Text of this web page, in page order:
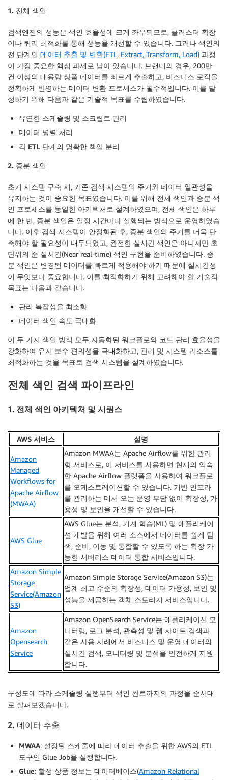
1. 전체 색인
검색엔진의 성능은 색인 효율성에 크게 좌우되므로, 클러스터 확장
이나 쿼리 최적화를 통해 성능을 개선할 수 있습니다. 그러나 색인의
전 단계인 데이터 추출 및 변환(ETL, Extract, Transform, Load) 과정
이 가장 중요한 핵심 과제로 남아 있습니다. 브랜디의 경우, 200만
건 이상의 대용량 상품 데이터를 빠르게 추출하고, 비즈니스 로직을
정확하게 반영하는 데이터 변환 프로세스가 필수적입니다. 이를 달
성하기 위해 다음과 같은 기술적 목표를 수립하였습니다.
유연한 스케줄링 및 스크립트 관리
데이터 병렬 처리
각 ETL 단계의 명확한 책임 분리
2. 증분 색인
초기 시스템 구축 시, 기존 검색 시스템의 주기와 데이터 일관성을
유지하는 것이 중요한 목표였습니다. 이를 위해 전체 색인과 증분 색
인 프로세스를 동일한 아키텍처로 설계하였으며, 전체 색인은 하루
에 한 번, 증분 색인은 일정 시간마다 실행되는 방식으로 운영하였습
니다. 이후 검색 시스템이 안정화된 후, 증분 색인의 주기를 더욱 단
축해야 할 필요성이 대두되었고, 완전한 실시간 색인은 아니지만 초
단위의 준 실시간(Near real-time) 색인 구현을 준비하였습니다. 증
분 색인은 변경된 데이터를 빠르게 적용해야 하기 때문에 실시간성
이 무엇보다 중요합니다. 이를 최적화하기 위해 고려해야 할 기술적
목표는 다음과 같습니다.
관리 복잡성을 최소화
데이터 색인 속도 극대화
이 두 가지 색인 방식 모두 자동화된 워크플로와 코드 관리 효율성을
강화하여 유지 보수 편의성을 극대화하고, 관리 및 시스템 리소스를
최적화하는 것을 목표로 검색 시스템을 설계하였습니다.
전체 색인 검색 파이프라인
1. 전체 색인 아키텍처 및 시퀀스
AWS 서비스 설명
Amazon
Managed
Workflows for
Apache Airflow
(MWAA)
Amazon MWAA는 Apache Airflow를 위한 관리
형 서비스로, 이 서비스를 사용하면 현재의 익숙
한 Apache Airflow 플랫폼을 사용하여 워크플로
를 오케스트레이션할 수 있습니다. 기반 인프라
를 관리하는 데서 오는 운영 부담 없이 확장성, 가
용성 및 보안을 개선할 수 있습니다.
AWS Glue
AWS Glue는 분석, 기계 학습(ML) 및 애플리케이
션 개발을 위해 여러 소스에서 데이터를 쉽게 탐
색, 준비, 이동 및 통합할 수 있도록 하는 확장 가
능한 서버리스 데이터 통합 서비스입니다.
Amazon Simple
Storage
Service(Amazon
S3)
Amazon Simple Storage Service(Amazon S3)는
업계 최고 수준의 확장성, 데이터 가용성, 보안 및
성능을 제공하는 객체 스토리지 서비스입니다.
Amazon
Opensearch
Service
Amazon OpenSearch Service는 애플리케이션 모
니터링, 로그 분석, 관측성 및 웹 사이트 검색과
같은 사용 사례에서 비즈니스 및 운영 데이터의
실시간 검색, 모니터링 및 분석을 안전하게 지원
합니다.
구성도에 따라 스케줄링 실행부터 색인 완료까지의 과정을 순서대
로 살펴보겠습니다.
2. 데이터 추출
MWAA: 설정된 스케줄에 따라 데이터 추출을 위한 AWS의 ETL
도구인 Glue Job을 실행합니다.
Glue: 활성 상품 정보는 데이터베이스(Amazon Relational